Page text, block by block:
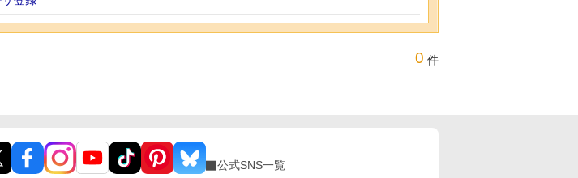
0 件
公式SNS一覧